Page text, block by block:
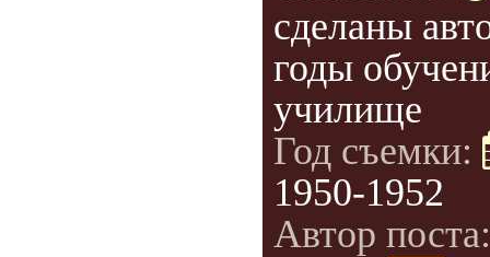
сделаны
годы
училище
Год съемки:
1950-1952
Автор